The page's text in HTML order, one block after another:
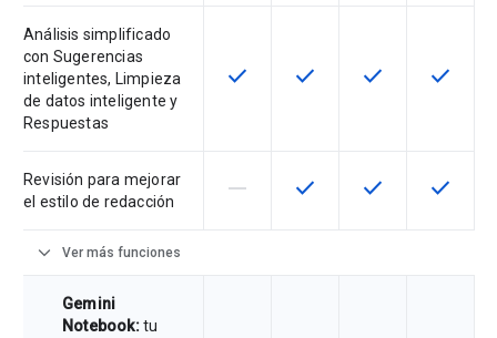
Análisis simplificado
con Sugerencias
inteligentes, Limpieza
de datos inteligente y
Respuestas
Esta función está disponible para
check Esta función está
check Esta función
check Esta
check
Revisión para mejorar
el estilo de redacción
Esta función no es compatible con
horizontal_rule Esta función está
check Esta función
check Esta
check
expand_more Ver más funciones
Gemini
Notebook:tu